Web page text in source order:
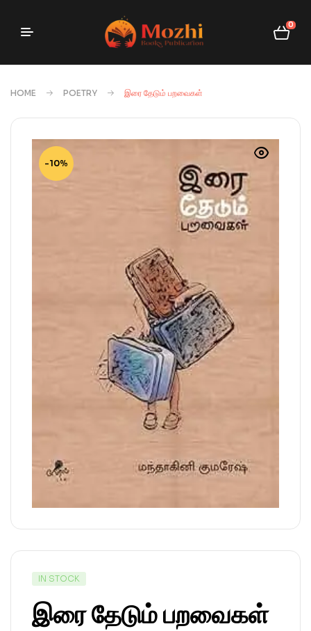
0
HOME POETRY இரை தேடும் பறவைகள்
-10%
IN STOCK
இரை தேடும் பறவைகள்